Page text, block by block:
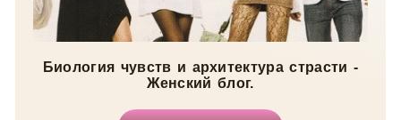
Биология чувств и архитектура страсти -
Женский блог.